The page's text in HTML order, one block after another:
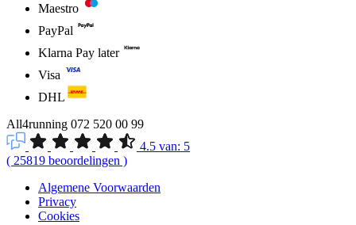
Maestro
PayPal
Klarna Pay later
Visa
DHL
All4running 072 520 00 99
4.5 van: 5
( 25819 beoordelingen )
Algemene Voorwaarden
Privacy
Cookies